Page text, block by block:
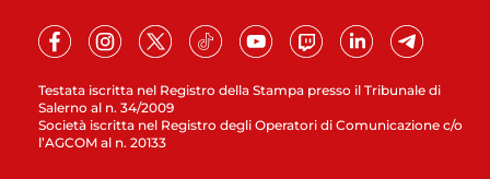
Testata iscritta nel Registro della Stampa presso il Tribunale di
Salerno al n. 34/2009
Società iscritta nel Registro degli Operatori di Comunicazione c/o
l’AGCOM al n. 20133